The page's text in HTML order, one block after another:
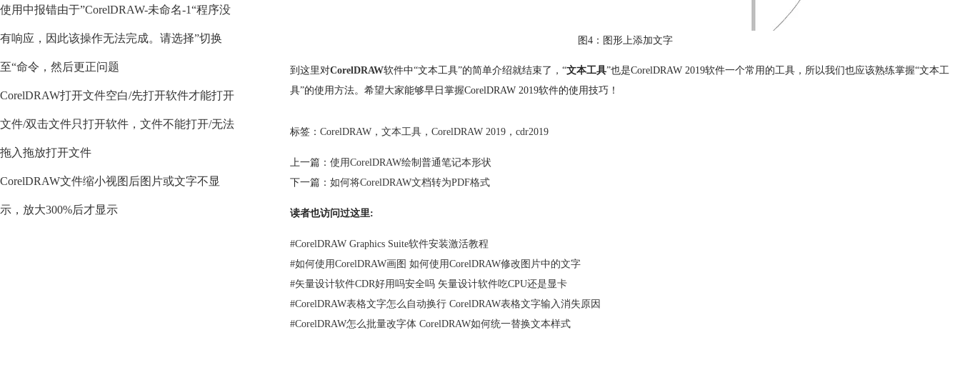
使用中报错由于”CorelDRAW-未命名-1“程序没
有响应，因此该操作无法完成。请选择”切换
至“命令，然后更正问题
CorelDRAW打开文件空白/先打开软件才能打开
文件/双击文件只打开软件，文件不能打开/无法
拖入拖放打开文件
CorelDRAW文件缩小视图后图片或文字不显
示，放大300%后才显示
图4：图形上添加文字
到这里对CorelDRAW软件中“文本工具”的简单介绍就结束了，“文本工具”也是CorelDRAW 2019软件一个常用的工具，所以我们也应该熟练掌握“文本工
具”的使用方法。希望大家能够早日掌握CorelDRAW 2019软件的使用技巧！
标签： CorelDRAW ， 文本工具 ， CorelDRAW 2019 ， cdr2019
上一篇： 使用CorelDRAW绘制普通笔记本形状
下一篇： 如何将CorelDRAW文档转为PDF格式
读者也访问过这里:
#CorelDRAW Graphics Suite软件安装激活教程
#如何使用CorelDRAW画图 如何使用CorelDRAW修改图片中的文字
#矢量设计软件CDR好用吗安全吗 矢量设计软件吃CPU还是显卡
#CorelDRAW表格文字怎么自动换行 CorelDRAW表格文字输入消失原因
#CorelDRAW怎么批量改字体 CorelDRAW如何统一替换文本样式